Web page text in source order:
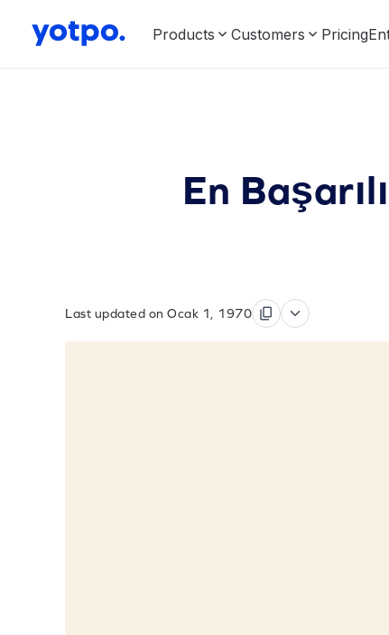
Products Customers Pricing
En
Last updated on Ocak 1, 1970